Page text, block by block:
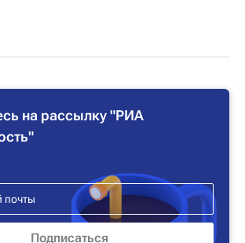
на рассылку "РИА